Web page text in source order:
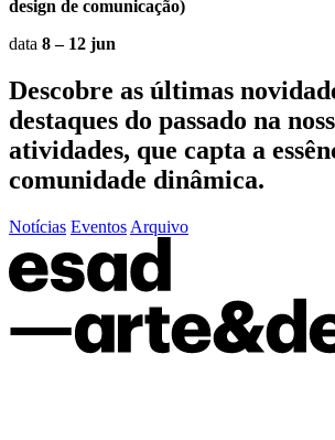
design de comunicação)
data 8 – 12 jun
Descobre as últimas
destaques do passado na
atividades, que capta a
comunidade dinâmica.
Notícias Eventos Arquivo